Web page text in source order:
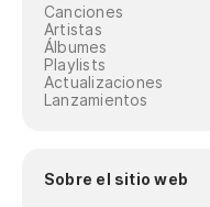
Canciones
Artistas
Álbumes
Playlists
Actualizaciones
Lanzamientos
Sobre el sitio web